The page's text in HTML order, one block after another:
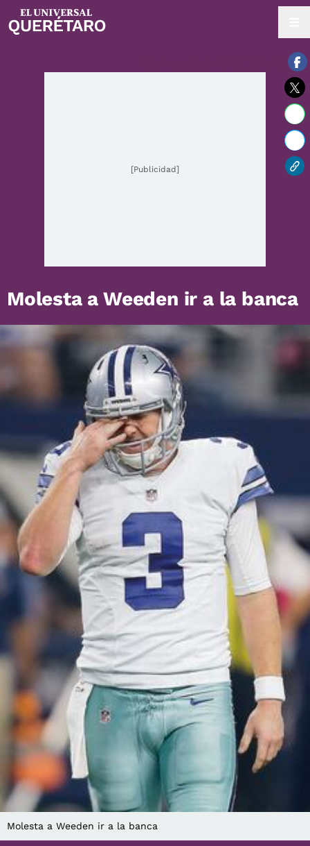
06 / agosto / 2026 | 04:41 hrs.
[Publicidad]
Molesta a Weeden ir a la banca
Molesta a Weeden ir a la banca